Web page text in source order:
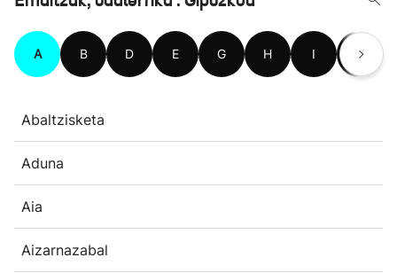
A B D E G H I L
Abaltzisketa
Aduna
Aia
Aizarnazabal